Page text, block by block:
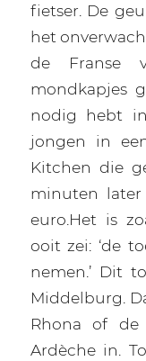
fietser. De
het
de Franse
mondkapjes
nodig hebt
jongen in
Kitchen die
minuten
euro.Het is
ooit zei: ‘de
nemen.’ Dit
Middelburg.
Rhona of
Ardèche in.